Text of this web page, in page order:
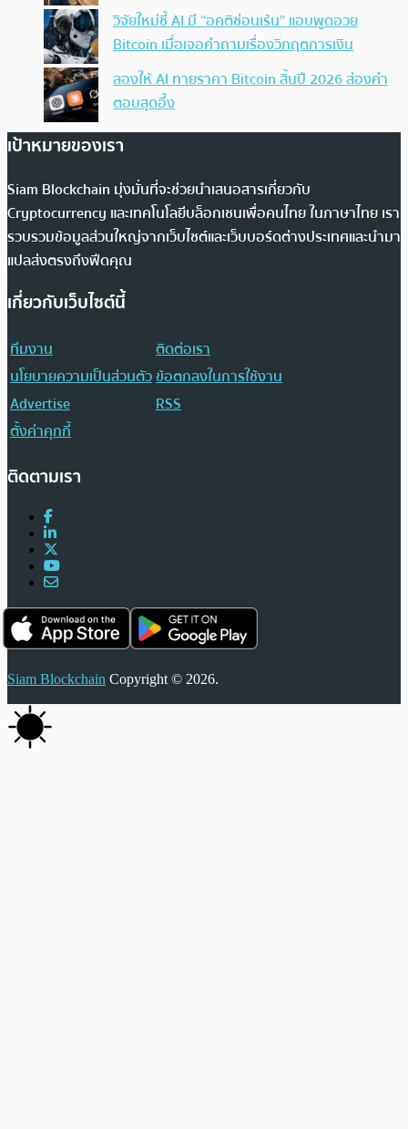
วิจัยใหม่ชี้ AI มี “อคติซ่อนเร้น” แอบพูดอวย
Bitcoin เมื่อเจอคำถามเรื่องวิกฤตการเงิน
ลองให้ AI ทายราคา Bitcoin สิ้นปี 2026 ส่องคำ
ตอบสุดอึ้ง
เป้าหมายของเรา
Siam Blockchain มุ่งมั่นที่จะช่วยนำเสนอสารเกี่ยวกับ
Cryptocurrency และเทคโนโลยีบล็อกเชนเพื่อคนไทย ในภาษาไทย เรา
รวบรวมข้อมูลส่วนใหญ่จากเว็บไซต์และเว็บบอร์ดต่างประเทศและนำมา
แปลส่งตรงถึงฟีดคุณ
เกี่ยวกับเว็บไซต์นี้
ทีมงาน
ติดต่อเรา
นโยบายความเป็นส่วนตัวข้อตกลงในการใช้งาน
Advertise
RSS
ตั้งค่าคุกกี้
ติดตามเรา
Siam Blockchain Copyright © 2026.